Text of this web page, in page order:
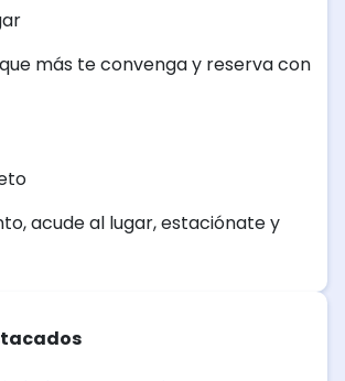
más te convenga y reserva con
acude al lugar, estaciónate y